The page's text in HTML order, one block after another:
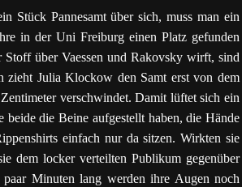
Stück Pannesamt über sich, muss man ein
in der Uni Freiburg einen Platz gefunden
über Vaessen und Rakovsky wirft, sind
zieht Julia Klockow den Samt erst von dem
verschwindet. Damit lüftet sich ein
die Beine aufgestellt haben, die Hände
einfach nur da sitzen. Wirkten sie
dem locker verteilten Publikum gegenüber
Minuten lang werden ihre Augen noch